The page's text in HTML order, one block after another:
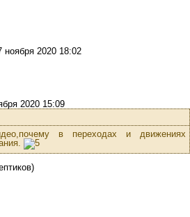
ноября 2020 18:02
2020 15:09
в переходах и движениях